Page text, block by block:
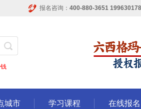
报名咨询： 400-880-3651
城市 学习课程 在线报名